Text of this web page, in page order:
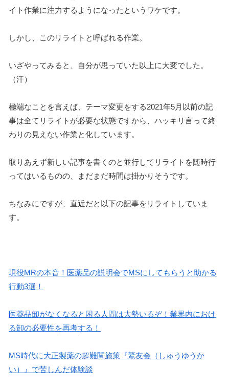
イト作業に注力するようになったというワケです。
しかし、このリライトと呼ばれる作業。
いざやってみると、自分が思っていた以上に大変でした。
（汗）
極端なことを言えば、テーマ変更をする2021年5月以前の記
事は全てリライトが必要な状態ですから、ハッキリ言って終
わりの見えない作業と化しています。
取りあえず新しい記事を書くのと並行してリライトを随時行
ってはいるものの、まだまだ時間は掛かりそうです。
ちなみにですが、直近だと以下の記事をリライトしていま
す。
現役MRの本音！医薬品の説明会でMSにしてもらうと助かる
行動3選！
医薬品卸がなくなると困る人間は大勢いるぞ！業界内におけ
る卸の必要性を再考する！
MS時代に大正製薬の超難関施策『鷲友会（しゅうゆうか
い）』で苦しんだ体験談